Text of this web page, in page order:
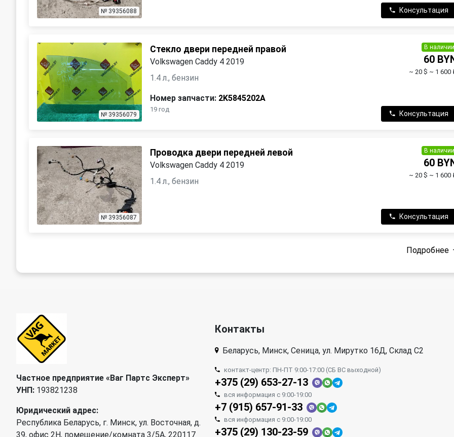
№ 39356088 Консультация
№ 39356079
Стекло двери передней правой
Volkswagen Caddy 4 2019
1.4 л., бензин
Номер запчасти: 2K5845202A
19 год
В наличии
60
~ 20 $ ~ 1 600
Консультация
№ 39356087
Проводка двери передней левой
Volkswagen Caddy 4 2019
1.4 л., бензин
В наличии
60
~ 20 $ ~ 1 600
Консультация
Подробнее
Частное предприятие «Ваг Партс Эксперт»
УНП: 193821238
Юридический адрес:
Республика Беларусь, г. Минск, ул. Восточная, д.
39, офис 2Н, помещение/комната 3/5А, 220117
Контакты
Беларусь, Минск, Сеница, ул. Мирутко 16Д, Склад С2
контакт-центр: ПН-ПТ 9:00-17:00 (СБ ВС выходной)
+375 (29) 653-27-13
вся информация с 9:00-19:00
+7 (915) 657-91-33
вся информация с 9:00-19:00
+375 (29) 130-23-59